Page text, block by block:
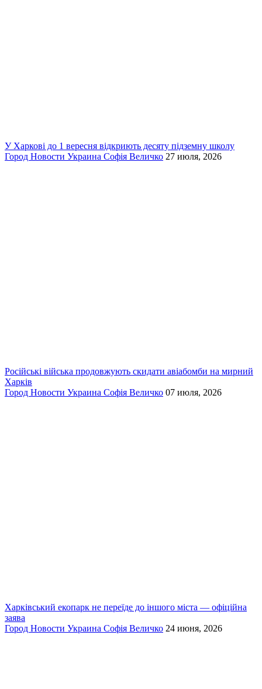
У Харкові до 1 вересня відкриють десяту підземну школу
Город Новости Украина Софія Величко 27 июля, 2026
Російські війська продовжують скидати авіабомби на мирний
Харків
Город Новости Украина Софія Величко 07 июля, 2026
Харківський екопарк не переїде до іншого міста — офіційна
заява
Город Новости Украина Софія Величко 24 июня, 2026